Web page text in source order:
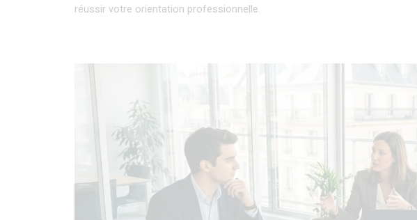
réussir votre orientation professionnelle.